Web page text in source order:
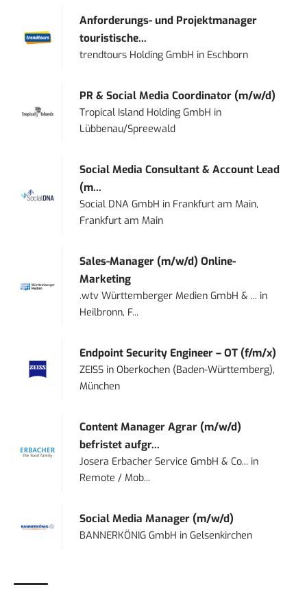
Anforderungs- und Projektmanager
touristische...
trendtours Holding GmbH in Eschborn
PR & Social Media Coordinator (m/w/d)
Tropical Island Holding GmbH in
Lübbenau/Spreewald
Social Media Consultant & Account Lead
(m...
Social DNA GmbH in Frankfurt am Main,
Frankfurt am Main
Sales-Manager (m/w/d) Online-
Marketing
.wtv Württemberger Medien GmbH & ... in
Heilbronn, F...
Endpoint Security Engineer – OT (f/m/x)
ZEISS inOberkochen (Baden-Württemberg),
München
Content Manager Agrar (m/w/d)
befristet aufgr...
Josera Erbacher Service GmbH & Co... in
Remote / Mob...
Social Media Manager (m/w/d)
BANNERKÖNIG GmbH inGelsenkirchen